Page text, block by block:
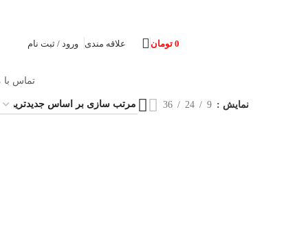
0 تومان علاقه مندی ورود / ثبت نام
تماس با
نمایش 9
24
36